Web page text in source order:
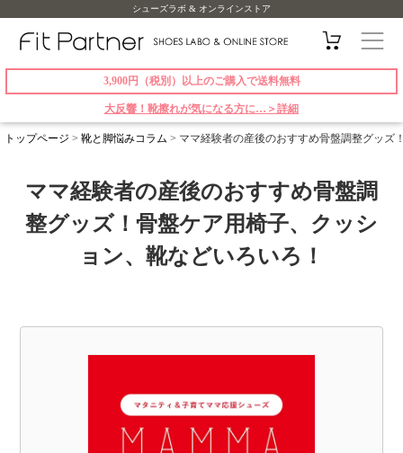
シューズラボ & オンラインストア
3,900円（税別）以上のご購入で送料無料
大反響！靴擦れが気になる方に…＞詳細
トップページ > 靴と脚悩みコラム > ママ経験者の産後のおすすめ骨盤調整グッズ
ママ経験者の産後のおすすめ骨盤調
整グッズ！骨盤ケア用椅子、クッシ
ョン、靴などいろいろ！